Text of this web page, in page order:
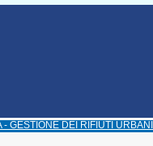
GESTIONE DEI RIFIUTI URBANI